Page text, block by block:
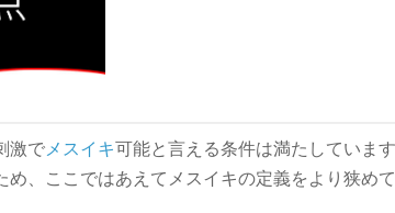
激で メスイキ可能と言える条件は満たしていま
め、ここではあえてメスイキの定義をより狭めて